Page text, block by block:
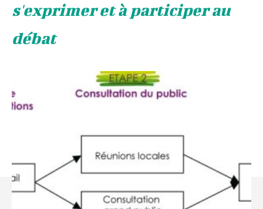
s'exprimer et à participer au
débat